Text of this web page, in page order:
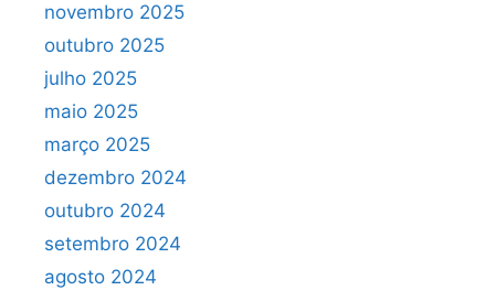
novembro 2025
outubro 2025
julho 2025
maio 2025
março 2025
dezembro 2024
outubro 2024
setembro 2024
agosto 2024